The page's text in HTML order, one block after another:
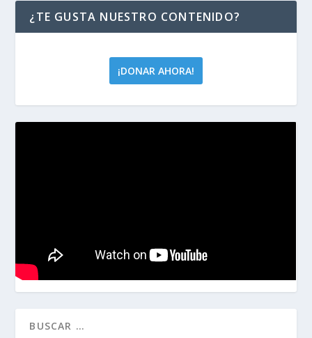
¿TE GUSTA NUESTRO CONTENIDO?
¡DONAR AHORA!